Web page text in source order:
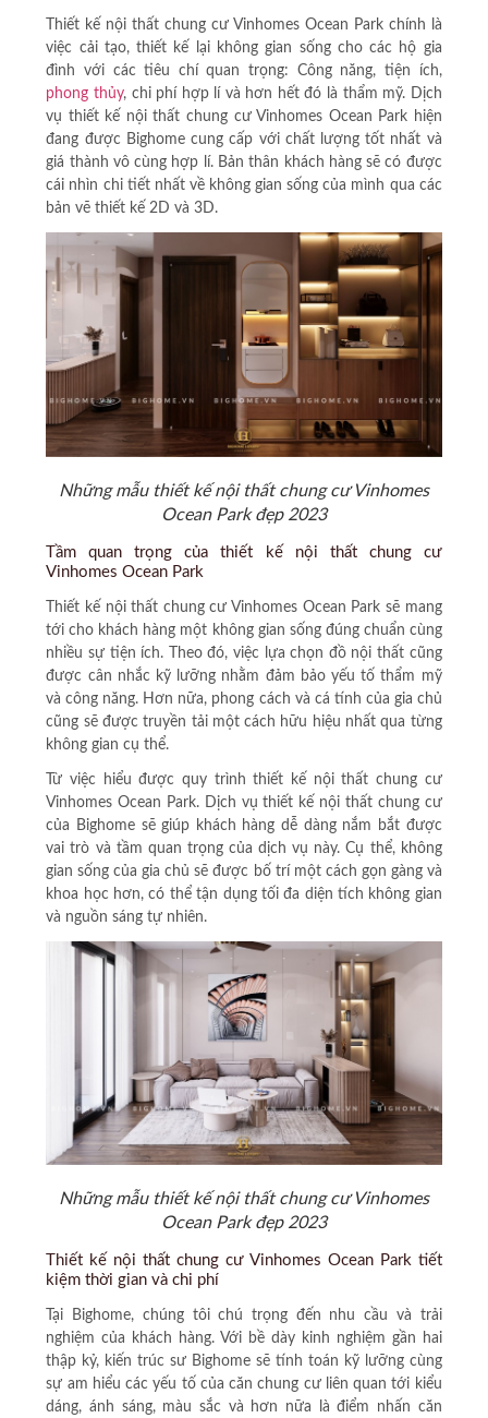
Thiết kế nội thất chung cư Vinhomes Ocean Park chính là
việc cải tạo, thiết kế lại không gian sống cho các hộ gia
đình với các tiêu chí quan trọng: Công năng, tiện ích,
phong thủy, chi phí hợp lí và hơn hết đó là thẩm mỹ. Dịch
vụ thiết kế nội thất chung cư Vinhomes Ocean Park hiện
đang được Bighome cung cấp với chất lượng tốt nhất và
giá thành vô cùng hợp lí. Bản thân khách hàng sẽ có được
cái nhìn chi tiết nhất về không gian sống của mình qua các
bản vẽ thiết kế 2D và 3D.
Những mẫu thiết kế nội thất chung cư Vinhomes
Ocean Park đẹp 2023
Tầm quan trọng của thiết kế nội thất chung cư
Vinhomes Ocean Park
Thiết kế nội thất chung cư Vinhomes Ocean Park sẽ mang
tới cho khách hàng một không gian sống đúng chuẩn cùng
nhiều sự tiện ích. Theo đó, việc lựa chọn đồ nội thất cũng
được cân nhắc kỹ lưỡng nhằm đảm bảo yếu tố thẩm mỹ
và công năng. Hơn nữa, phong cách và cá tính của gia chủ
cũng sẽ được truyền tải một cách hữu hiệu nhất qua từng
không gian cụ thể.
Từ việc hiểu được quy trình thiết kế nội thất chung cư
Vinhomes Ocean Park. Dịch vụ thiết kế nội thất chung cư
của Bighome sẽ giúp khách hàng dễ dàng nắm bắt được
vai trò và tầm quan trọng của dịch vụ này. Cụ thể, không
gian sống của gia chủ sẽ được bố trí một cách gọn gàng và
khoa học hơn, có thể tận dụng tối đa diện tích không gian
và nguồn sáng tự nhiên.
Những mẫu thiết kế nội thất chung cư Vinhomes
Ocean Park đẹp 2023
Thiết kế nội thất chung cư Vinhomes Ocean Park tiết
kiệm thời gian và chi phí
Tại Bighome, chúng tôi chú trọng đến nhu cầu và trải
nghiệm của khách hàng. Với bề dày kinh nghiệm gần hai
thập kỷ, kiến trúc sư Bighome sẽ tính toán kỹ lưỡng cùng
sự am hiểu các yếu tố của căn chung cư liên quan tới kiểu
dáng, ánh sáng, màu sắc và hơn nữa là điểm nhấn căn